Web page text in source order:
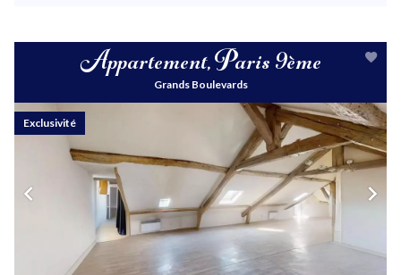
Appartement, Paris 9ème
Grands Boulevards
Exclusivité